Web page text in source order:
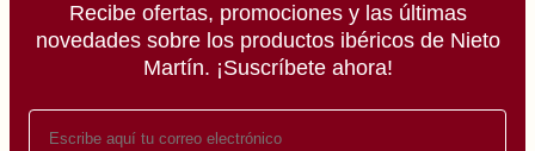
Recibe ofertas, promociones y las últimas
novedades sobre los productos ibéricos de Nieto
Martín. ¡Suscríbete ahora!